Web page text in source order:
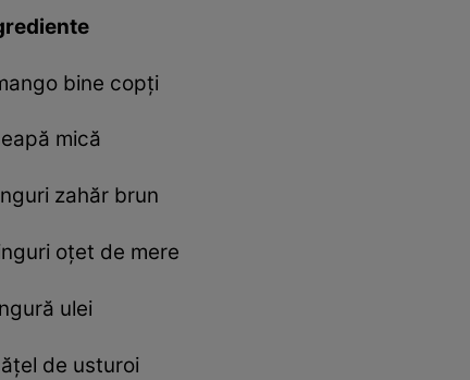
bine copți
mică
zahăr brun
oțet de mere
ulei
de usturoi